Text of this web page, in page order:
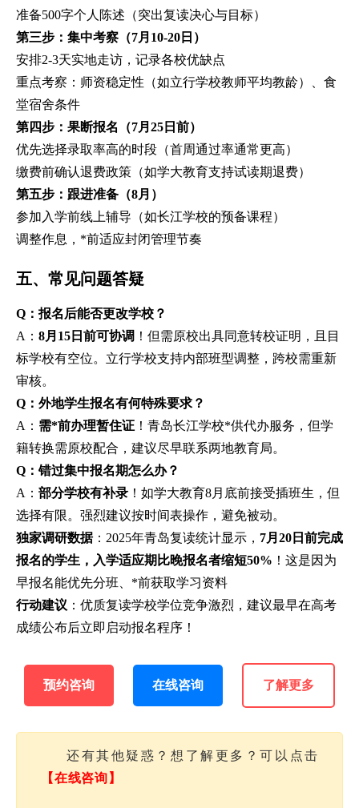
准备500字个人陈述（突出复读决心与目标）
第三步：集中考察（7月10-20日）
安排2-3天实地走访，记录各校优缺点
重点考察：师资稳定性（如立行学校教师平均教龄）、食
堂宿舍条件
第四步：果断报名（7月25日前）
优先选择录取率高的时段（首周通过率通常更高）
缴费前确认退费政策（如学大教育支持试读期退费）
第五步：跟进准备（8月）
参加入学前线上辅导（如长江学校的预备课程）
调整作息，*前适应封闭管理节奏
五、常见问题答疑
Q：报名后能否更改学校？
A： 8月15日前可协调 ！但需原校出具同意转校证明，且目
标学校有空位。立行学校支持内部班型调整，跨校需重新
审核。
Q：外地学生报名有何特殊要求？
A： 需*前办理暂住证 ！青岛长江学校*供代办服务，但学
籍转换需原校配合，建议尽早联系两地教育局。
Q：错过集中报名期怎么办？
A： 部分学校有补录 ！如学大教育8月底前接受插班生，但
选择有限。强烈建议按时间表操作，避免被动。
独家调研数据：2025年青岛复读统计显示， 7月20日前完成
报名的学生，入学适应期比晚报名者缩短50% ！这是因为
早报名能优先分班、*前获取学习资料
行动建议 ：优质复读学校学位竞争激烈，建议最早在高考
成绩公布后立即启动报名程序！
预约咨询 在线咨询 了解更多
还有其他疑惑？想了解更多？可以点击
【在线咨询】